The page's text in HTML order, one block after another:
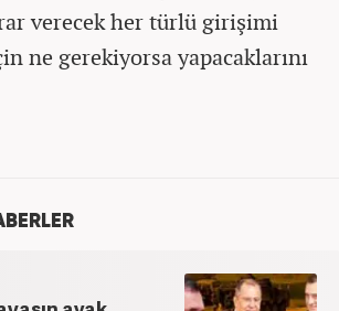
verecek her türlü girişimi
ne gerekiyorsa yapacaklarını